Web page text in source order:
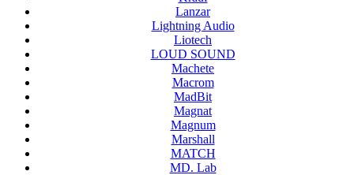
Lanzar
Lightning Audio
Liotech
LOUD SOUND
Machete
Macrom
MadBit
Magnat
Magnum
Marshall
MATCH
MD. Lab